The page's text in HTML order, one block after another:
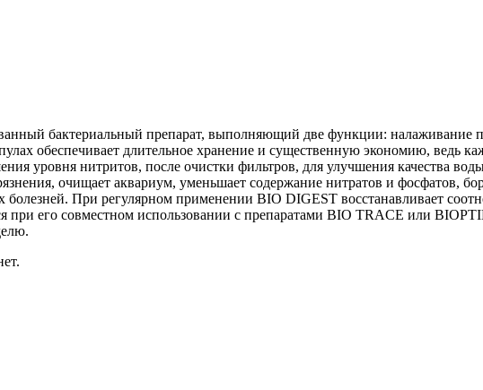
бактериальный препарат, выполняющий две функции: налаживание
обеспечивает длительное хранение и существенную экономию, ведь
уровня нитритов, после очистки фильтров, для улучшения качества
очищает аквариум, уменьшает содержание нитратов и фосфатов,
болезней. При регулярном применении BIO DIGEST восстанавливает
при его совместном использовании с препаратами BIO TRACE или